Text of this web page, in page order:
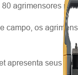
agrimensores
campo, os
apresenta seus